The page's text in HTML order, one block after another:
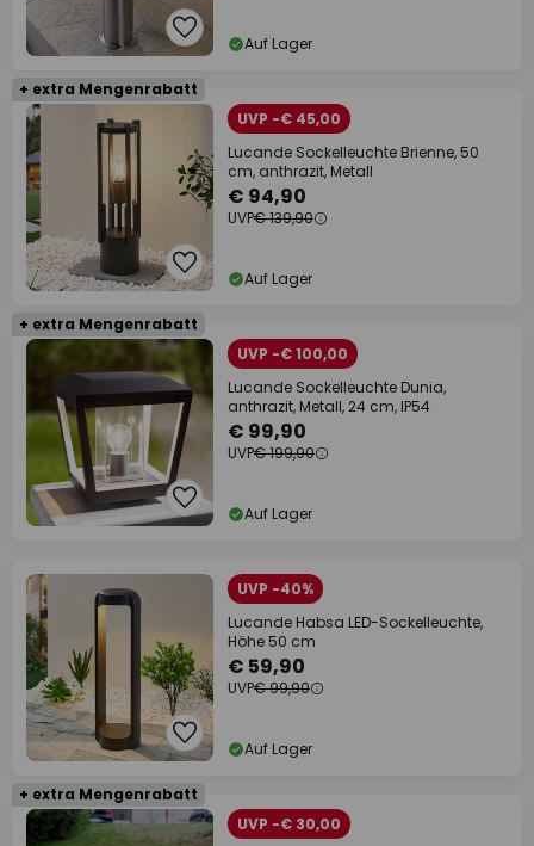
Auf Lager
+ extra Mengenrabatt
UVP -€ 45,00
Lucande Sockelleuchte Brienne, 50
cm, anthrazit, Metall
€ 94,90
UVP€ 139,90
Auf Lager
+ extra Mengenrabatt
UVP -€ 100,00
Lucande Sockelleuchte Dunia,
anthrazit, Metall, 24 cm, IP54
€ 99,90
UVP€ 199,90
Auf Lager
UVP -40%
Lucande Habsa LED-Sockelleuchte,
Höhe 50 cm
€ 59,90
UVP€ 99,90
Auf Lager
+ extra Mengenrabatt
UVP -€ 30,00